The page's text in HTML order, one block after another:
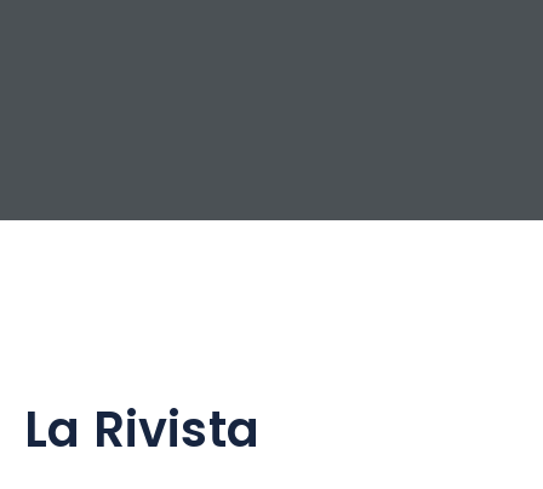
La Rivista